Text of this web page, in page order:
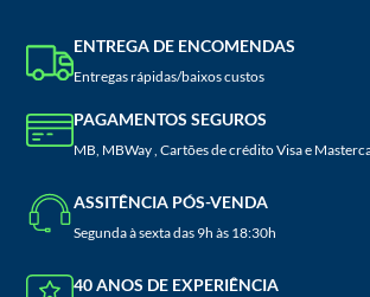
ENTREGA DE ENCOMENDAS
Entregas rápidas/baixos custos
PAGAMENTOS SEGUROS
MB, MBWay , Cartões de crédito Visa e
ASSITÊNCIA PÓS-VENDA
Segunda à sexta das 9h às 18:30h
40 ANOS DE EXPERIÊNCIA